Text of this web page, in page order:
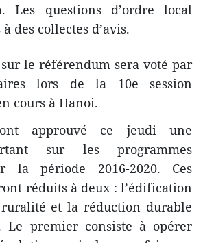
Les questions d’ordre local
des collectes d’avis.
le référendum sera voté par
lors de la 10e session
cours à Hanoi.
approuvé ce jeudi une
sur les programmes
la période 2016-2020. Ces
réduits à deux : l’édification
et la réduction durable
Le premier consiste à opérer